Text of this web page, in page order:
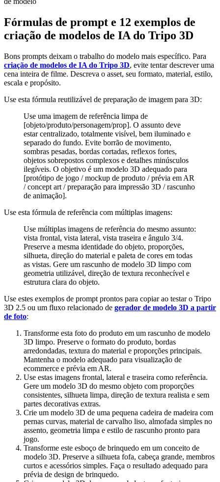
Fórmulas de prompt e 12 exemplos de
criação de modelos de IA do Tripo 3D
Bons prompts deixam o trabalho do modelo mais específico. Para
criação de modelos de IA do Tripo 3D, evite tentar descrever uma
cena inteira de filme. Descreva o asset, seu formato, material, estilo,
escala e propósito.
Use esta fórmula reutilizável de preparação de imagem para 3D:
Use uma imagem de referência limpa de
[objeto/produto/personagem/prop]. O assunto deve
estar centralizado, totalmente visível, bem iluminado e
separado do fundo. Evite borrão de movimento,
sombras pesadas, bordas cortadas, reflexos fortes,
objetos sobrepostos complexos e detalhes minúsculos
ilegíveis. O objetivo é um modelo 3D adequado para
[protótipo de jogo / mockup de produto / prévia em AR
/ concept art / preparação para impressão 3D / rascunho
de animação].
Use esta fórmula de referência com múltiplas imagens:
Use múltiplas imagens de referência do mesmo assunto:
vista frontal, vista lateral, vista traseira e ângulo 3/4.
Preserve a mesma identidade do objeto, proporções,
silhueta, direção do material e paleta de cores em todas
as vistas. Gere um rascunho de modelo 3D limpo com
geometria utilizável, direção de textura reconhecível e
estrutura clara do objeto.
Use estes exemplos de prompt prontos para copiar ao testar o Tripo
3D 2.5 ou um fluxo relacionado de gerador de modelo 3D a partir
de foto:
Transforme esta foto do produto em um rascunho de modelo
3D limpo. Preserve o formato do produto, bordas
arredondadas, textura do material e proporções principais.
Mantenha o modelo adequado para visualização de
ecommerce e prévia em AR.
Use estas imagens frontal, lateral e traseira como referência.
Gere um modelo 3D do mesmo objeto com proporções
consistentes, silhueta limpa, direção de textura realista e sem
partes decorativas extras.
Crie um modelo 3D de uma pequena cadeira de madeira com
pernas curvas, material de carvalho liso, almofada simples no
assento, geometria limpa e estilo de rascunho pronto para
jogo.
Transforme este esboço de brinquedo em um conceito de
modelo 3D. Preserve a silhueta fofa, cabeça grande, membros
curtos e acessórios simples. Faça o resultado adequado para
prévia de design de brinquedo.